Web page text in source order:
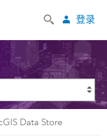
登录
Data Store